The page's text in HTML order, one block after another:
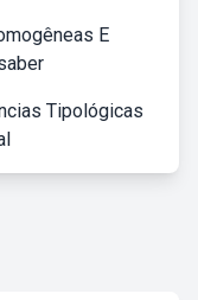
E
Tipológicas